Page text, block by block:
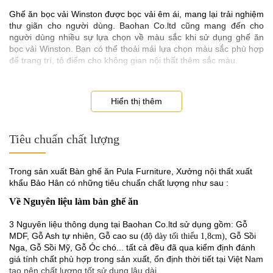
Ghế ăn bọc vải Winston được bọc vải êm ái, mang lại trải nghiệm
thư giãn cho người dùng. Baohan Co.ltd cũng mang đến cho
người dùng nhiều sự lựa chọn về màu sắc khi sử dụng ghế ăn
bọc vải Winston. Bạn có thể thoải mái lựa chọn màu sắc phù hợp
để trang trí, tô điểm cho không gian nội thất thêm sắc màu.
Hiển thị thêm
Tiêu chuẩn chất lượng
Trong sản xuất Bàn ghế ăn Pula Furniture, Xưởng nội thất xuất
khẩu Bảo Hân có những tiêu chuẩn chất lượng như sau :
Về Nguyên liệu làm bàn ghế ăn
3 Nguyên liệu thông dụng tại Baohan Co.ltd sử dụng gồm: Gỗ
MDF, Gỗ Ash tự nhiên, Gỗ cao su (độ dày tối thiểu 1,8cm), Gỗ Sồi
Nga, Gỗ Sồi Mỹ, Gỗ Óc chó... tất cả đều đã qua kiểm định đánh
giá tính chất phù hợp trong sản xuất, ổn định thời tiết tại Việt Nam
tạo nên chất lượng tốt sử dụng lâu dài.